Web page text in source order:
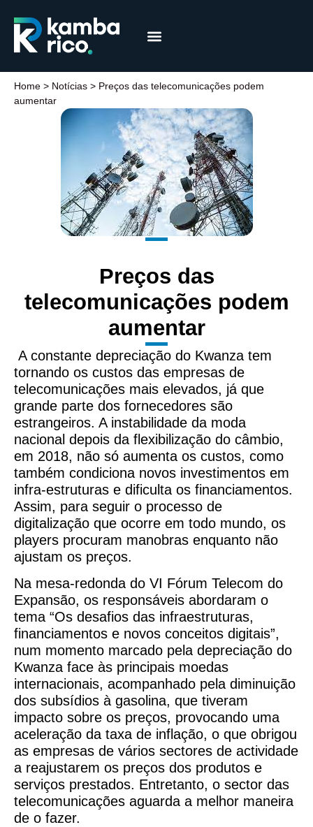
Home > Notícias > Preços das telecomunicações podem
aumentar
Preços das
telecomunicações podem
aumentar
A constante depreciação do Kwanza tem
tornando os custos das empresas de
telecomunicações mais elevados, já que
grande parte dos fornecedores são
estrangeiros. A instabilidade da moda
nacional depois da flexibilização do câmbio,
em 2018, não só aumenta os custos, como
também condiciona novos investimentos em
infra-estruturas e dificulta os financiamentos.
Assim, para seguir o processo de
digitalização que ocorre em todo mundo, os
players procuram manobras enquanto não
ajustam os preços.
Na mesa-redonda do VI Fórum Telecom do
Expansão, os responsáveis abordaram o
tema “Os desafios das infraestruturas,
financiamentos e novos conceitos digitais”,
num momento marcado pela depreciação do
Kwanza face às principais moedas
internacionais, acompanhado pela diminuição
dos subsídios à gasolina, que tiveram
impacto sobre os preços, provocando uma
aceleração da taxa de inflação, o que obrigou
as empresas de vários sectores de actividade
a reajustarem os preços dos produtos e
serviços prestados. Entretanto, o sector das
telecomunicações aguarda a melhor maneira
de o fazer.